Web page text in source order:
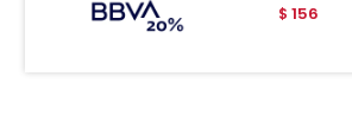
$ 156